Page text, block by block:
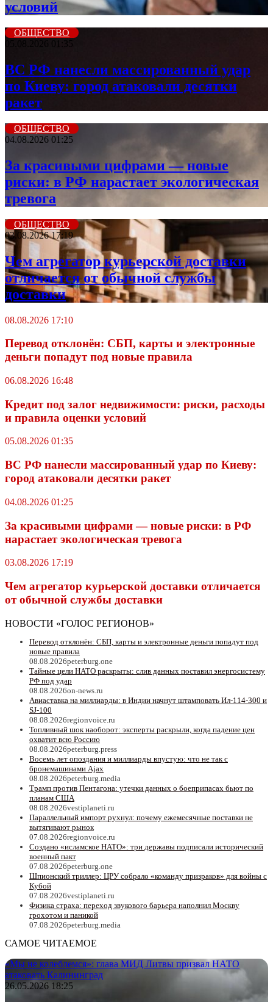
условий
ОБЩЕСТВО
05.08.2026 01:35
ВС РФ нанесли массированный удар
по Киеву: город атаковали десятки
ракет
ОБЩЕСТВО
04.08.2026 01:25
За красивыми цифрами — новые
риски: в РФ нарастает экологическая
тревога
ОБЩЕСТВО
03.08.2026 17:19
Чем агрегатор курьерской доставки
отличается от обычной службы
доставки
08.08.2026 17:10
Перевод отклонён: СБП, карты и электронные
деньги попадут под новые правила
06.08.2026 16:48
Кредит под залог недвижимости: риски, расходы
и правила оценки условий
05.08.2026 01:35
ВС РФ нанесли массированный удар по Киеву:
город атаковали десятки ракет
04.08.2026 01:25
За красивыми цифрами — новые риски: в РФ
нарастает экологическая тревога
03.08.2026 17:19
Чем агрегатор курьерской доставки отличается
от обычной службы доставки
НОВОСТИ «ГОЛОС РЕГИОНОВ»
Перевод отклонён: СБП, карты и электронные деньги попадут под
новые правила
08.08.2026peterburg.one
Тайные цели НАТО раскрыты: слив данных поставил энергосистему
РФ под удар
08.08.2026on-news.ru
Авиаставка на миллиарды: в Индии начнут штамповать Ил‑114‑300 и
SJ‑100
08.08.2026regionvoice.ru
Топливный шок наоборот: эксперты раскрыли, когда падение цен
охватит всю Россию
08.08.2026peterburg.press
Восемь лет опоздания и миллиарды впустую: что не так с
бронемашинами Ajax
08.08.2026peterburg.media
Трамп против Пентагона: утечки данных о боеприпасах бьют по
планам США
08.08.2026vestiplaneti.ru
Параллельный импорт рухнул: почему ежемесячные поставки не
вытягивают рынок
07.08.2026regionvoice.ru
Создано «исламское НАТО»: три державы подписали исторический
военный пакт
07.08.2026peterburg.one
Шпионский триллер: ЦРУ собрало «команду призраков» для войны с
Кубой
07.08.2026vestiplaneti.ru
Физика страха: переход звукового барьера наполнил Москву
грохотом и паникой
07.08.2026peterburg.media
САМОЕ ЧИТАЕМОЕ
«Мы не колеблемся»: глава МИД Литвы призвал НАТО
атаковать Калининград
26.05.2026 18:25